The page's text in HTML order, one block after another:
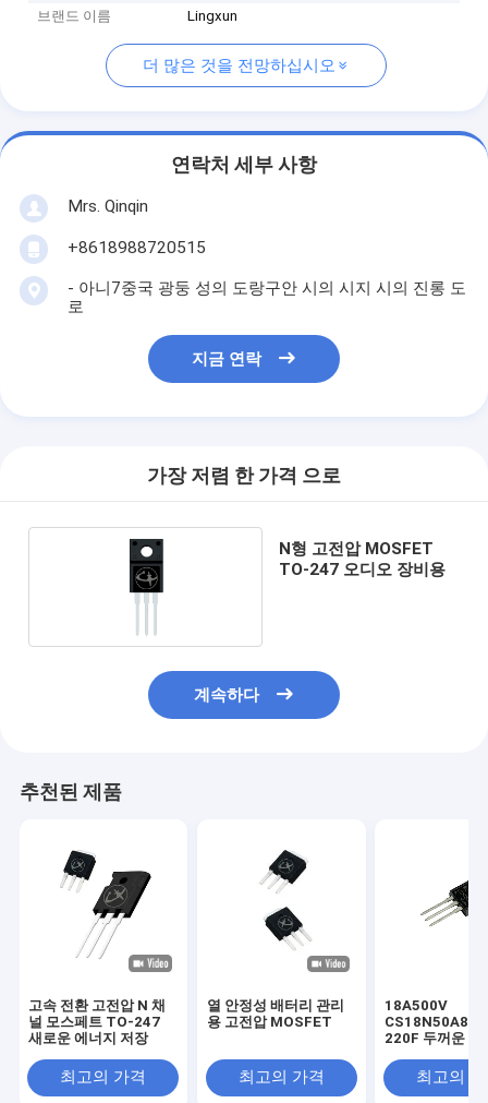
브랜드 이름
Lingxun
더 많은 것을 전망하십시오
연락처 세부 사항
Mrs. Qinqin
+8618988720515
- 아니7중국 광둥 성의 도랑구안 시의 시지 시의 진롱 도
로
지금 연락
가장 저렴 한 가격 으로
N형 고전압 MOSFET
TO-247 오디오 장비용
계속하다
추천된 제품
고속 전환 고전압 N 채
널 모스페트 TO-247
새로운 에너지 저장
최고의 가격
열 안정성 배터리 관리
용 고전압 MOSFET
최고의 가격
18A500V
CS18N50A8
220F 두꺼운 프
최고의